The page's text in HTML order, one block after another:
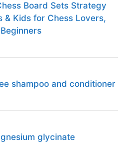
Board Sets Strategy
& Kids for Chess Lovers,
Beginners
shampoo and conditioner
glycinate